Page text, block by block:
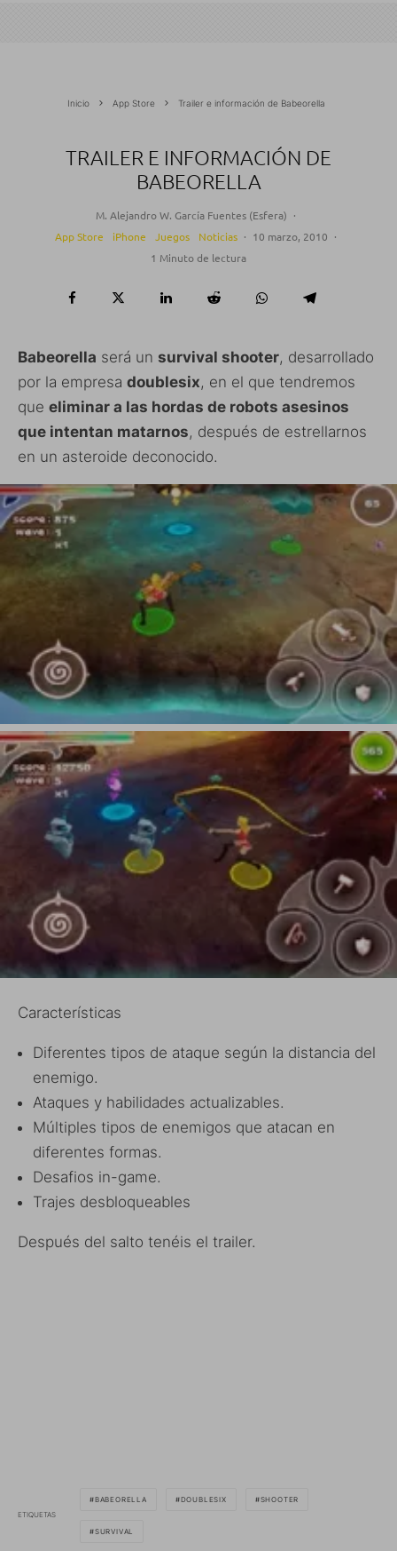
Inicio App Store Trailer e información de Babeorella
TRAILER E INFORMACIÓN DE
BABEORELLA
M. Alejandro W. García Fuentes (Esfera) ·
App Store
iPhone Juegos Noticias · 10 marzo, 2010 ·
1 Minuto de lectura
Babeorella será un survival shooter, desarrollado
por la empresa doublesix, en el que tendremos
que eliminar a las hordas de robots asesinos
que intentan matarnos, después de estrellarnos
en un asteroide deconocido.
Características
Diferentes tipos de ataque según la distancia del
enemigo.
Ataques y habilidades actualizables.
Múltiples tipos de enemigos que atacan en
diferentes formas.
Desafios in-game.
Trajes desbloqueables
Después del salto tenéis el trailer.
ETIQUETAS
BABEORELLA DOUBLESIX SHOOTER
SURVIVAL